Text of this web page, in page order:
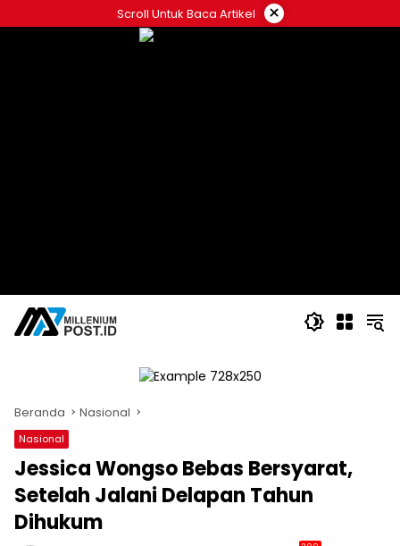
ke
Scroll Untuk Baca Artikel ×
Beranda Nasional
Nasional
Jessica Wongso Bebas Bersyarat,
Setelah Jalani Delapan Tahun
Dihukum